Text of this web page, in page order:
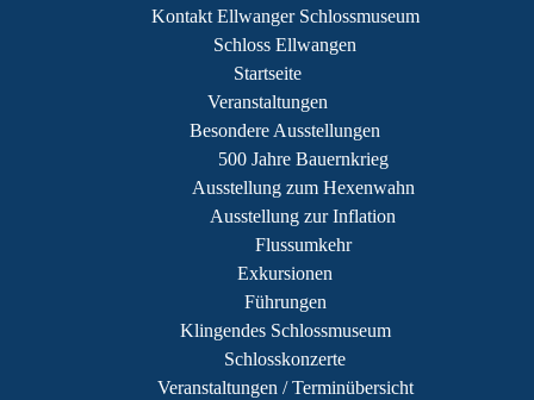
Kontakt Ellwanger Schlossmuseum
Schloss Ellwangen
Startseite
Veranstaltungen
Besondere Ausstellungen
500 Jahre Bauernkrieg
Ausstellung zum Hexenwahn
Ausstellung zur Inflation
Flussumkehr
Exkursionen
Führungen
Klingendes Schlossmuseum
Schlosskonzerte
Veranstaltungen / Terminübersicht